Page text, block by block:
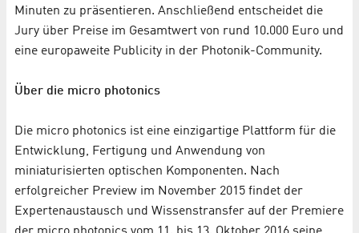
Minuten zu präsentieren. Anschließend entscheidet die
Jury über Preise im Gesamtwert von rund 10.000 Euro und
eine europaweite Publicity in der Photonik-Community.
Über die micro photonics
Die micro photonics ist eine einzigartige Plattform für die
Entwicklung, Fertigung und Anwendung von
miniaturisierten optischen Komponenten. Nach
erfolgreicher Preview im November 2015 findet der
Expertenaustausch und Wissenstransfer auf der Premiere